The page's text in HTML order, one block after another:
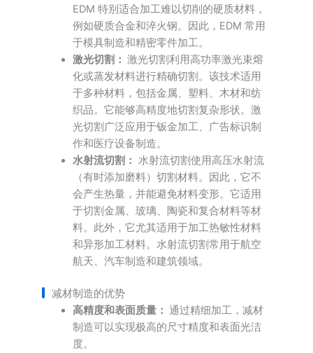
EDM 特别适合加工难以切削的硬质材料，
例如硬质合金和淬火钢。因此，EDM 常用
于模具制造和精密零件加工。
激光切割： 激光切割利用高功率激光束熔
化或蒸发材料进行精确切割。该技术适用
于多种材料，包括金属、塑料、木材和纺
织品。它能够高精度地切割复杂形状。激
光切割广泛应用于钣金加工、广告标识制
作和医疗设备制造。
水射流切割： 水射流切割使用高压水射流
（有时添加磨料）切割材料。因此，它不
会产生热量，并能避免材料变形。它适用
于切割金属、玻璃、陶瓷和复合材料等材
料。此外，它尤其适用于加工热敏性材料
和异形加工材料。水射流切割常用于航空
航天、汽车制造和建筑领域。
减材制造的优势
高精度和表面质量： 通过精细加工，减材
制造可以实现极高的尺寸精度和表面光洁
度。